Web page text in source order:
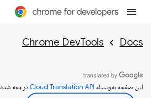
Docs
Chrome DevTools
این صفحه به‌وسیله ترجمه